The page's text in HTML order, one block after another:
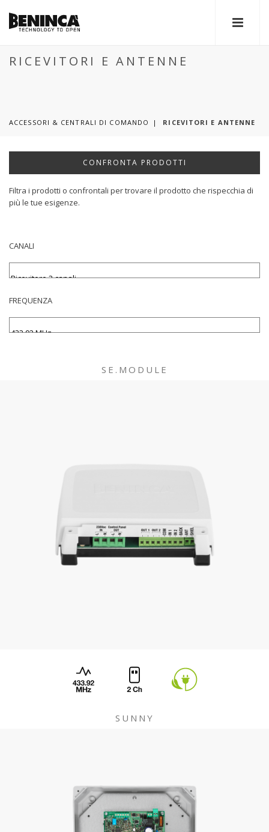
RICEVITORI E ANTENNE
ACCESSORI & CENTRALI DI COMANDO RICEVITORI E ANTENNE
CONFRONTA PRODOTTI
Filtra i prodotti o confrontali per trovare il prodotto che rispecchia di
più le tue esigenze.
CANALI
FREQUENZA
SE.MODULE
SUNNY